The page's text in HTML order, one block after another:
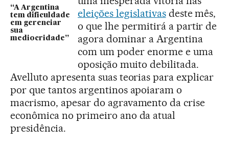
“A Argentina
tem dificuldade
em gerenciar
sua
mediocridade”
eleições legislativasdeste mês,
o que lhe permitirá a partir de
agora dominar a Argentina
com um poder enorme e uma
oposição muito debilitada.
Avelluto apresenta suas teorias para explicar
por que tantos argentinos apoiaram o
macrismo, apesar do agravamento da crise
econômica no primeiro ano da atual
presidência.